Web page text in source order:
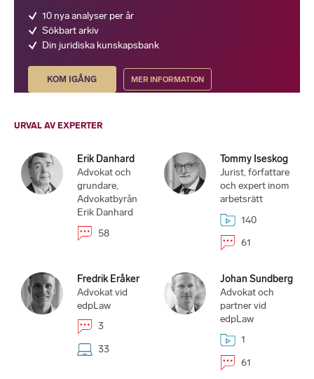
10 nya analyser per år
Sökbart arkiv
Din juridiska kunskapsbank
KOM IGÅNG MER INFORMATION
URVAL AV EXPERTER
Erik Danhard
Advokat och
grundare,
Advokatbyrån
Erik Danhard
58
Tommy Iseskog
Jurist, författare
och expert inom
arbetsrätt
140
61
Fredrik Eråker
Advokat vid
edpLaw
3
33
Johan Sundberg
Advokat och
partner vid
edpLaw
1
61